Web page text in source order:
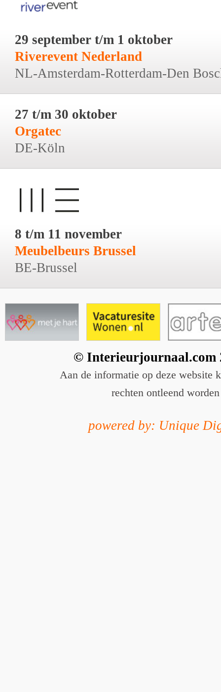
29 september t/m 1 oktober
Riverevent Nederland
NL-Amsterdam-Rotterdam-Den
27 t/m 30 oktober
Orgatec
DE-Köln
8 t/m 11 november
Meubelbeurs Brussel
BE-Brussel
© Interieurjournaal.com
Aan de informatie op deze website
rechten ontleend worden
powered by: Unique